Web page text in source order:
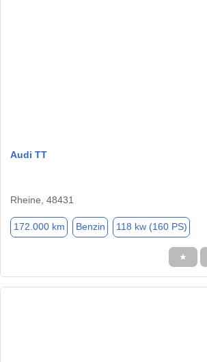
Audi TT
Rheine, 48431
172.000 km Benzin 118 kw (160 PS)
★